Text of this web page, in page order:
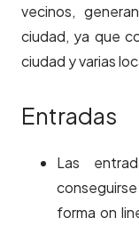
vecinos,
ciudad, ya que
ciudad y varias
Entradas
Las
conseguirse
forma on